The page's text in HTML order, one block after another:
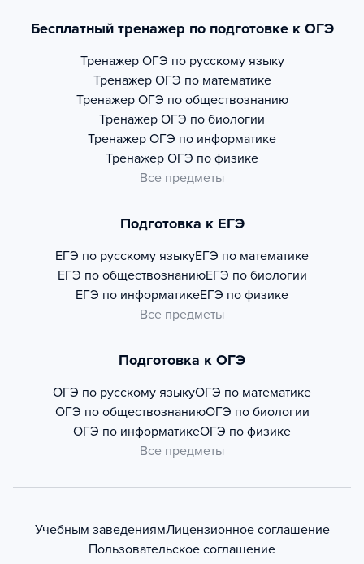
Бесплатный тренажер по подготовке к ОГЭ
Тренажер ОГЭ по русскому языку
Тренажер ОГЭ по математике
Тренажер ОГЭ по обществознанию
Тренажер ОГЭ по биологии
Тренажер ОГЭ по информатике
Тренажер ОГЭ по физике
Все предметы
Подготовка к ЕГЭ
ЕГЭ по русскому языкуЕГЭ по математике
ЕГЭ по обществознаниюЕГЭ по биологии
ЕГЭ по информатикеЕГЭ по физике
Все предметы
Подготовка к ОГЭ
ОГЭ по русскому языкуОГЭ по математике
ОГЭ по обществознаниюОГЭ по биологии
ОГЭ по информатикеОГЭ по физике
Все предметы
Учебным заведениямЛицензионное соглашение
Пользовательское соглашение